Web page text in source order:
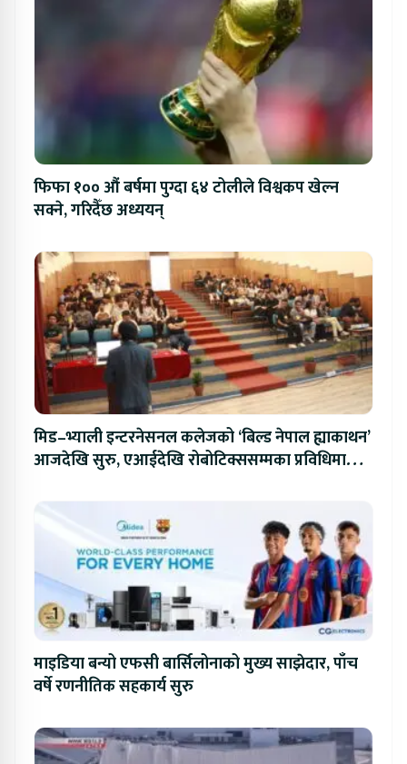
फिफा १०० औं बर्षमा पुग्दा ६४ टोलीले विश्वकप खेल्न
सक्ने, गरिदैँछ अध्ययन्
मिड–भ्याली इन्टरनेसनल कलेजको ‘बिल्ड नेपाल ह्याकाथन’
आजदेखि सुरु, एआईदेखि रोबोटिक्ससम्मका प्रविधिमा
माइडिया बन्यो एफसी बार्सिलोनाको मुख्य साझेदार, पाँच
वर्षे रणनीतिक सहकार्य सुरु